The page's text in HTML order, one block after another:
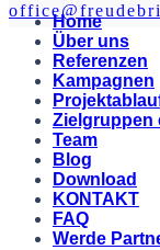
Home
Über uns
Referenzen
Kampagnen
Zielgruppen
Team
Blog
Download
KONTAKT
FAQ
Werde